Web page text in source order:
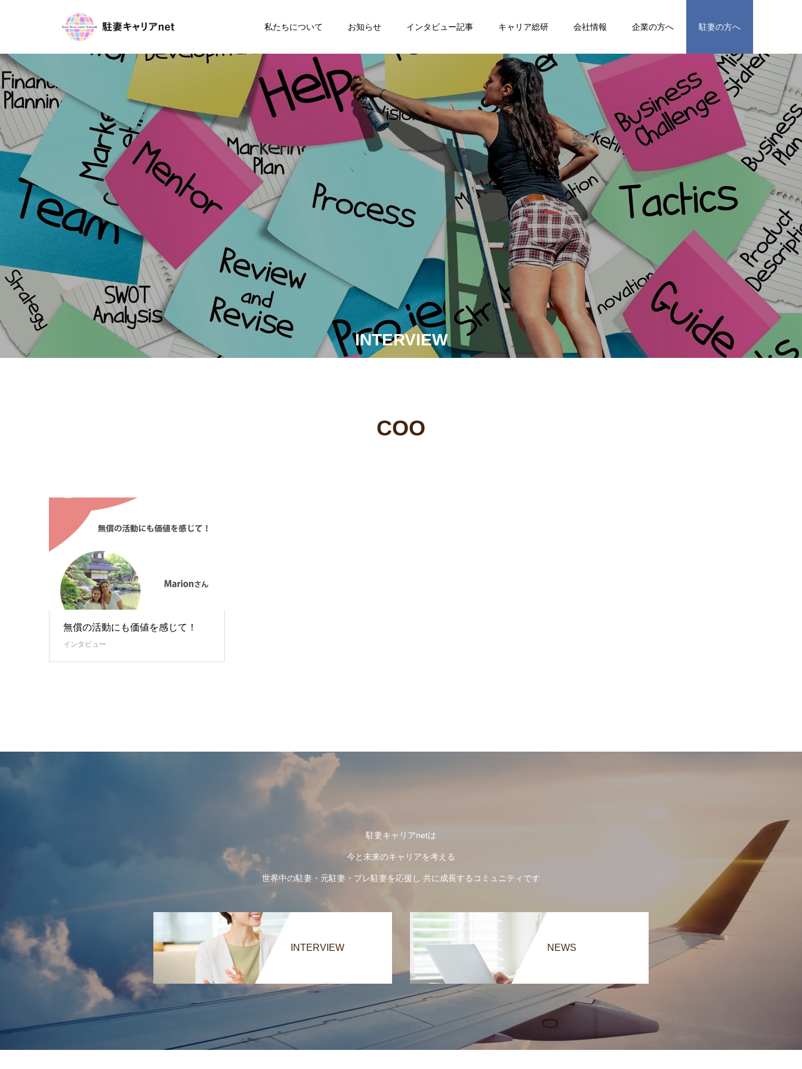
私たちについて お知らせ インタビュー記事 キャリア総研 会社情報 企業の方へ 駐妻の方へ
INTERVIEW
COO
無償の活動にも価値を感じて！
インタビュー
駐妻キャリアnetは
今と未来のキャリアを考える
世界中の駐妻・元駐妻・プレ駐妻を応援し 共に成長するコミュニティです
INTERVIEW NEWS